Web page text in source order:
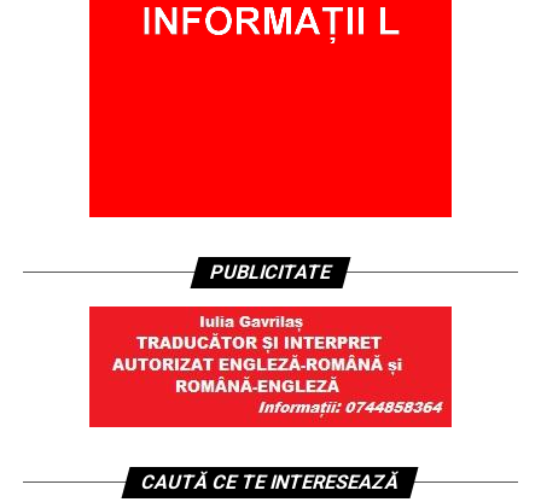
PUBLICITATE
CAUTĂ CE TE INTERESEAZĂ